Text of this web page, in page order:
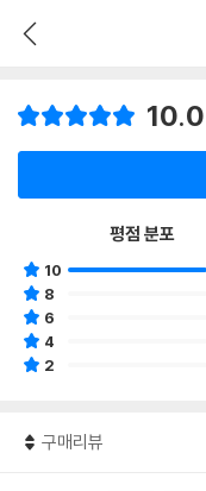
10.0
평점 분포
10
8
6
4
2
구매리뷰